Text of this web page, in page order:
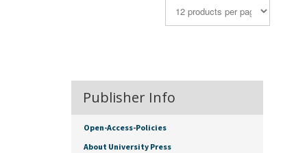
Publisher Info
Open-Access-Policies
About University Press